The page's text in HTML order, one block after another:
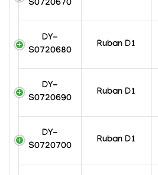
S0720670
DY-
S0720680
Ruban D1
DY-
S0720690
Ruban D1
DY-
S0720700
Ruban D1